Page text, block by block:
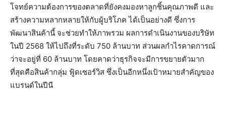
โจทย์ความต้องการของตลาดที่ยังคงมองหาลูกชิ้นคุณภาพดี และ
สร้างความหลากหลายให้กับผู้บริโภค ได้เป็นอย่างดี ซึ่งการ
พัฒนาสินค้านี้ จะช่วยทำให้ภาพรวม ผลการดำเนินงานของบริษัท
ในปี 2568 ให้ไปถึงที่ระดับ 750 ล้านบาท ส่วนผลกำไรคาดการณ์
ว่าจะอยู่ที่ 60 ล้านบาท โดยคาดว่าธุรกิจจะมีการขยายตัวมาก
ที่สุดคือสินค้ากลุ่ม ฟู้ดเซอร์วิส ซึ่งเป็นอีกหนึ่งเป้าหมายสำคัญของ
แบรนด์ในปีนี